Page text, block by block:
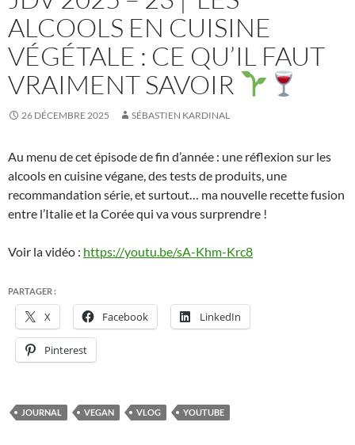
ALCOOLS EN CUISINE
VÉGÉTALE : CE QU’IL FAUT
VRAIMENT SAVOIR
26 DÉCEMBRE 2025 SÉBASTIEN KARDINAL
Au menu de cet épisode de fin d’année : une réflexion sur les
alcools en cuisine végane, des tests de produits, une
recommandation série, et surtout… ma nouvelle recette fusion
entre l’Italie et la Corée qui va vous surprendre !
Voir la vidéo : https://youtu.be/sA-Khm-Krc8
PARTAGER :
X Facebook LinkedIn
Pinterest
JOURNAL VEGAN VLOG YOUTUBE